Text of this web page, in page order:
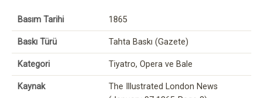
Basım Tarihi 1865
Baskı Türü Tahta Baskı (Gazete)
Kategori Tiyatro, Opera ve Bale
Kaynak
The Illustrated London News